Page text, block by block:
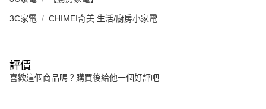
3C家電 CHIMEI奇美 生活/廚房小家電
評價
喜歡這個商品嗎？購買後給他一個好評吧